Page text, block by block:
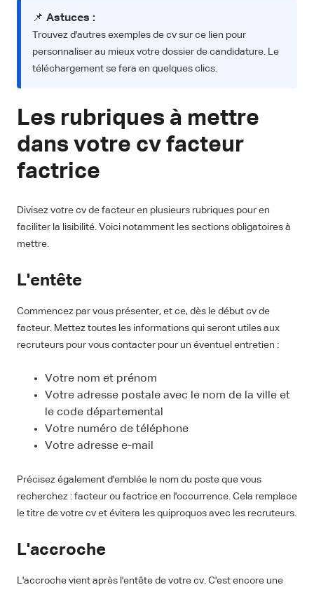
📌 Astuces :
Trouvez d'autres exemples de cv sur ce lien pour
personnaliser au mieux votre dossier de candidature. Le
téléchargement se fera en quelques clics.
Les rubriques à mettre
dans votre cv facteur
factrice
Divisez votre cv de facteur en plusieurs rubriques pour en
faciliter la lisibilité. Voici notamment les sections obligatoires à
mettre.
L'entête
Commencez par vous présenter, et ce, dès le début cv de
facteur. Mettez toutes les informations qui seront utiles aux
recruteurs pour vous contacter pour un éventuel entretien :
Votre nom et prénom
Votre adresse postale avec le nom de la ville et
le code départemental
Votre numéro de téléphone
Votre adresse e-mail
Précisez également d'emblée le nom du poste que vous
recherchez : facteur ou factrice en l'occurrence. Cela remplace
le titre de votre cv et évitera les quiproquos avec les recruteurs.
L'accroche
L'accroche vient après l'entête de votre cv. C'est encore une